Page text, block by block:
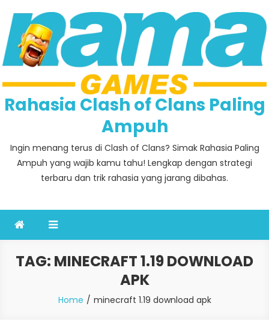
content
Rahasia Clash of Clans Paling
Ampuh
Ingin menang terus di Clash of Clans? Simak Rahasia Paling
Ampuh yang wajib kamu tahu! Lengkap dengan strategi
terbaru dan trik rahasia yang jarang dibahas.
TAG: MINECRAFT 1.19 DOWNLOAD
APK
Home minecraft 1.19 download apk